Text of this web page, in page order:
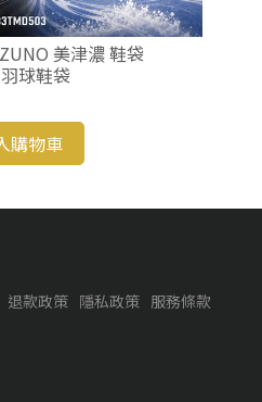
美津濃 鞋袋
球鞋袋
購物車
退款政策 隱私政策 服務條款